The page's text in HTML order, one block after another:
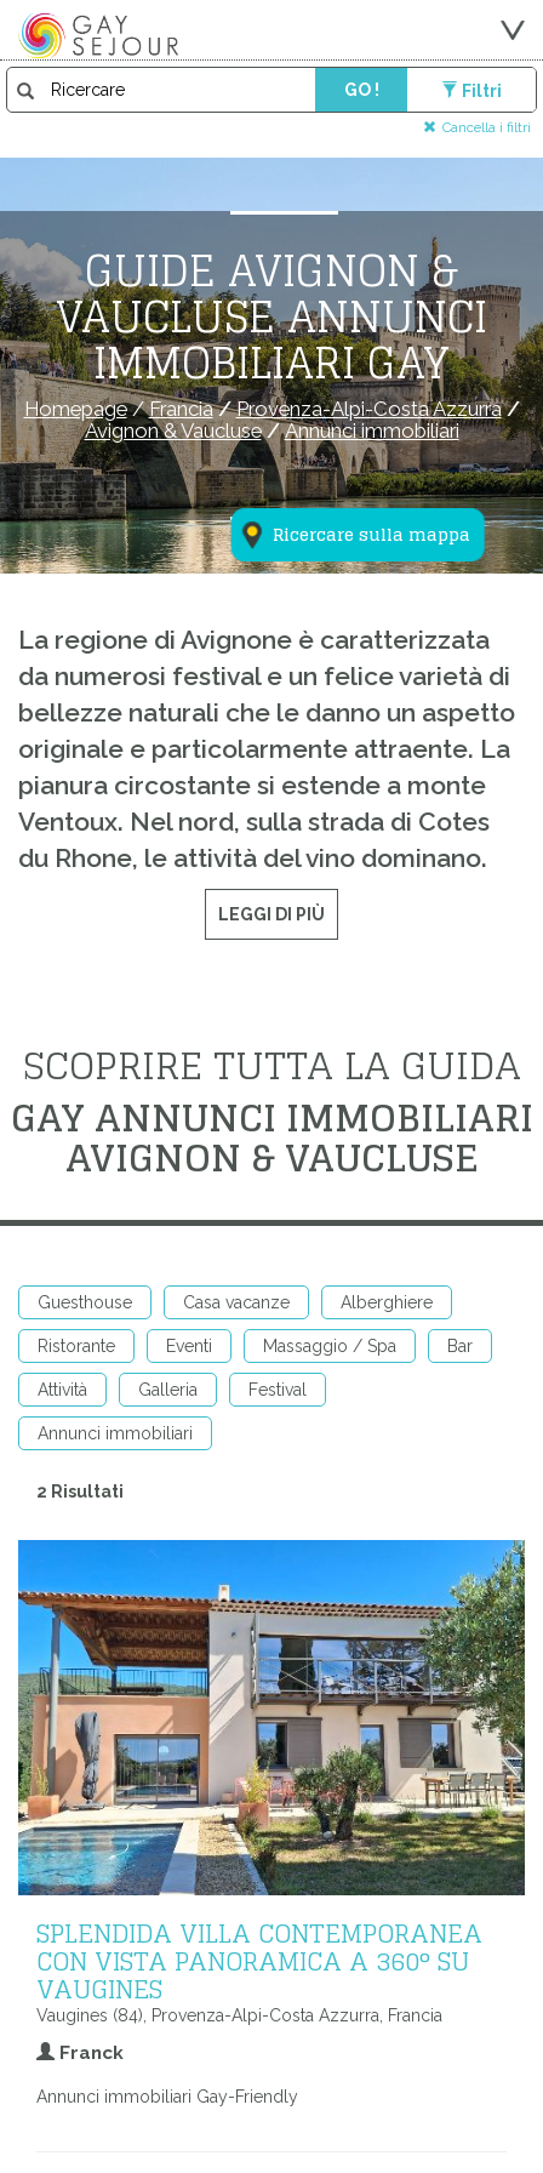
GO ! Filtri
Cancella i filtri
Ricercare sulla mappa
GUIDE AVIGNON &
VAUCLUSE ANNUNCI
IMMOBILIARI GAY
Homepage/Francia/Provenza-Alpi-Costa Azzurra/
Avignon & Vaucluse/Annunci immobiliari
La regione di Avignone è caratterizzata
da numerosi festival e un felice varietà di
bellezze naturali che le danno un aspetto
originale e particolarmente attraente. La
pianura circostante si estende a monte
Ventoux. Nel nord, sulla strada di Cotes
du Rhone, le attività del vino dominano.
LEGGI DI PIÙ
SCOPRIRE TUTTA LA GUIDA
GAY ANNUNCI IMMOBILIARI
AVIGNON & VAUCLUSE
Guesthouse Casa vacanze Alberghiere
Ristorante Eventi Massaggio / Spa Bar
Attività Galleria Festival
Annunci immobiliari
2 Risultati
SPLENDIDA VILLA CONTEMPORANEA
CON VISTA PANORAMICA A 360° SU
VAUGINES
Vaugines (84), Provenza-Alpi-Costa Azzurra, Francia
Franck
Annunci immobiliari Gay-Friendly